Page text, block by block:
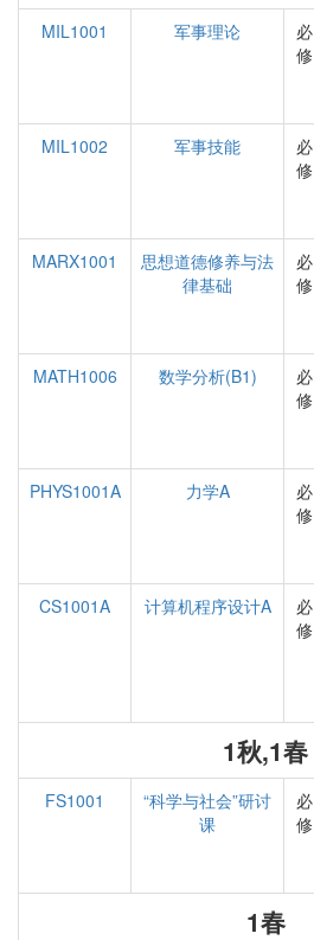
MIL1001 军事理论
必
修
MIL1002
军事技能
必
修
MARX1001
思想道德修养与法
律基础
必
修
MATH1006
数学分析(B1)
必
修
PHYS1001A
力学A
必
修
CS1001A
计算机程序设计A
必
修
1秋,1春
FS1001
“科学与社会”研讨
课
必
修
1春